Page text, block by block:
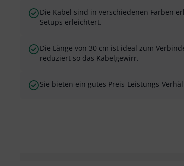
Die Kabel sind in verschiedenen Farben
Setups erleichtert.
Die Länge von 30 cm ist ideal zum
reduziert so das Kabelgewirr.
Sie bieten ein gutes Preis-Leistungs-